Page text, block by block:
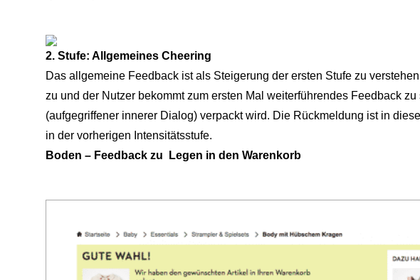
2. Stufe: Allgemeines Cheering
Das allgemeine Feedback ist als Steigerung der ersten Stufe zu
zu und der Nutzer bekommt zum ersten Mal weiterführendes Feedback
(aufgegriffener innerer Dialog) verpackt wird. Die Rückmeldung ist in
in der vorherigen Intensitätsstufe.
Boden – Feedback zu Legen in den Warenkorb